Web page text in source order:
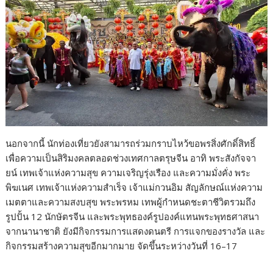
นอกจากนี้ นักท่องเที่ยวยังสามารถร่วมกราบไหว้ขอพรสิ่งศักดิ์สิทธิ์
เพื่อความเป็นสิริมงคลตลอดช่วงเทศกาลตรุษจีน อาทิ พระสังกัจจา
ยน์ เทพเจ้าแห่งความสุข ความเจริญรุ่งเรือง และความมั่งคั่ง พระ
พิฆเนศ เทพเจ้าแห่งความสำเร็จ เจ้าแม่กวนอิม สัญลักษณ์แห่งความ
เมตตาและความสงบสุข พระพรหม เทพผู้กำหนดชะตาชีวิตรวมถึง
รูปปั้น 12 นักษัตรจีน และพระพุทธองค์รูปองค์แทนพระพุทธศาสนา
จากนานาชาติ ยังมีกิจกรรมการแสดงดนตรี การแจกของรางวัล และ
กิจกรรมสร้างความสุขอีกมากมาย จัดขึ้นระหว่างวันที่ 16–17